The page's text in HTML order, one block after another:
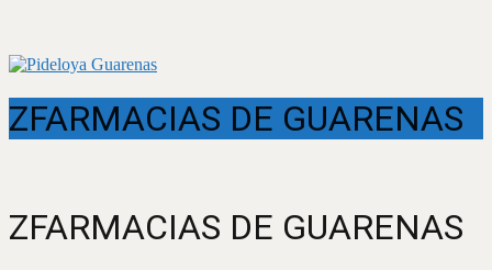
ZFARMACIAS DE GUARENAS
ZFARMACIAS DE GUARENAS